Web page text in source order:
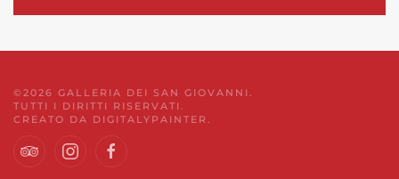
© 2026 GALLERIA DEI SAN GIOVANNI.
TUTTI I DIRITTI RISERVATI.
CREATO DA DIGITALYPAINTER